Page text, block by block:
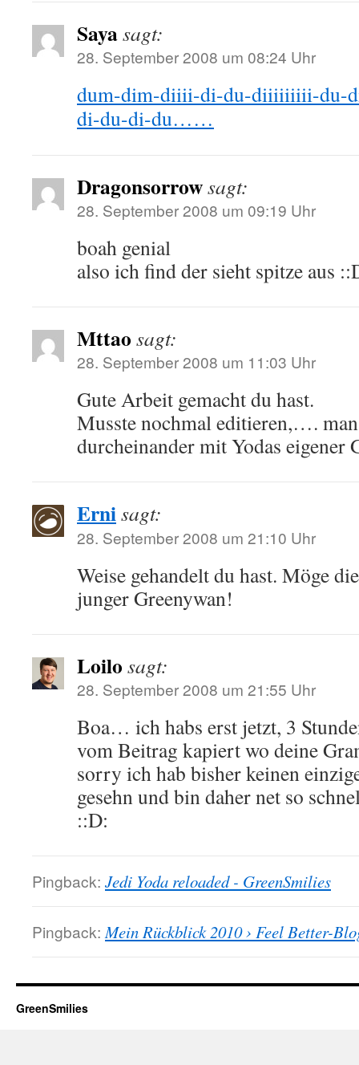
Sayasagt:
28. September 2008 um 08:24 Uhr
dum-dim-diiii-di-du-diiiiiiiii-
di-du-di-du……
Dragonsorrowsagt:
28. September 2008 um 09:19 Uhr
boah genial
also ich find der sieht spitze aus
Mttao sagt:
28. September 2008 um 11:03 Uhr
Gute Arbeit gemacht du hast.
Musste nochmal editieren,….
durcheinander mit Yodas eigener
Ernisagt:
28. September 2008 um 21:10 Uhr
Weise gehandelt du hast. Möge
junger Greenywan!
Loilo sagt:
28. September 2008 um 21:55 Uhr
Boa… ich habs erst jetzt, 3
vom Beitrag kapiert wo deine
sorry ich hab bisher keinen
gesehn und bin daher net so
::D:
Pingback: Jedi Yoda reloaded - GreenSmilies
Pingback: Mein Rückblick 2010 › Feel Better-
GreenSmilies